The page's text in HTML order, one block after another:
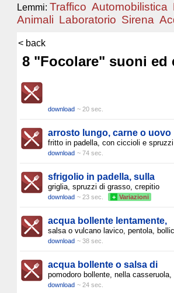
Lemmi: Traffico Automobilistica
Animali Laboratorio Sirena
< back
8 "Focolare" suoni ed
download ~ 20 sec.
arrosto lungo, carne o uovo
fritto in padella, con ciccioli e spruzzi
download ~ 74 sec.
sfrigolio in padella, sulla
griglia, spruzzi di grasso, crepitio
download ~ 23 sec. + Variazioni
acqua bollente lentamente,
salsa o vulcano lavico, pentola,
download ~ 38 sec.
acqua bollente o salsa di
pomodoro bollente, nella casseruola,
download ~ 24 sec.